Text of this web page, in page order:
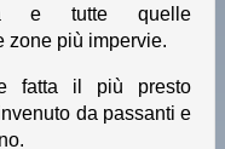
e tutte quelle
zone più impervie.
fatta il più presto
da passanti e